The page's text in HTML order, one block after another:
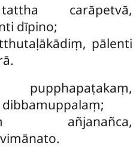
carāpetvā,
dīpino;
pālenti
pupphapaṭakaṃ,
añjanañca,